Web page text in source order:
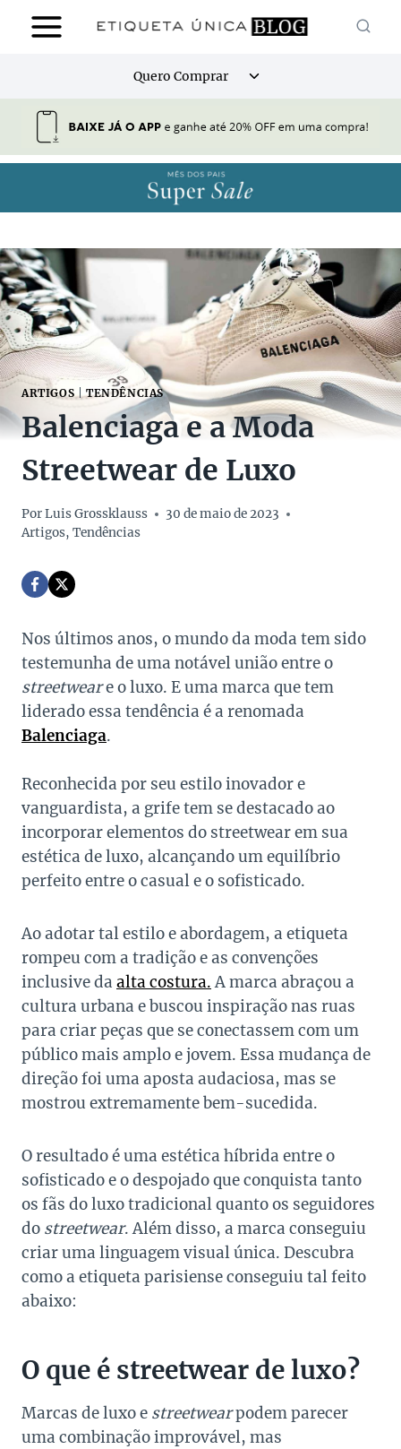
para
Quero Comprar
Alternar
ARTIGOS |TENDÊNCIAS
Balenciaga e a Moda
Streetwear de Luxo
PorLuis Grossklauss
30 de maio de 2023
Artigos, Tendências
Nos últimos anos, o mundo da moda tem sido
testemunha de uma notável união entre o
streetweare o luxo. E uma marca que tem
liderado essa tendência é a renomada
Balenciaga.
Reconhecida por seu estilo inovador e
vanguardista, a grife tem se destacado ao
incorporar elementos do streetwear em sua
estética de luxo, alcançando um equilíbrio
perfeito entre o casual e o sofisticado.
Ao adotar tal estilo e abordagem, a etiqueta
rompeu com a tradição e as convenções
inclusive da alta costura.A marca abraçou a
cultura urbana e buscou inspiração nas ruas
para criar peças que se conectassem com um
público mais amplo e jovem. Essa mudança de
direção foi uma aposta audaciosa, mas se
mostrou extremamente bem-sucedida.
O resultado é uma estética híbrida entre o
sofisticado e o despojado que conquista tanto
os fãs do luxo tradicional quanto os seguidores
do streetwear. Além disso, a marca conseguiu
criar uma linguagem visual única. Descubra
como a etiqueta parisiense conseguiu tal feito
abaixo:
O que é streetwear de luxo?
Marcas de luxo e streetwearpodem parecer
uma combinação improvável, mas